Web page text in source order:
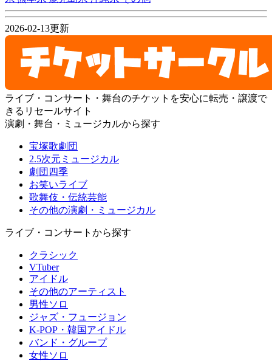
2026-02-13更新
ライブ・コンサート・舞台のチケットを安心に転売・譲渡で
きるリセールサイト
演劇・舞台・ミュージカルから探す
宝塚歌劇団
2.5次元ミュージカル
劇団四季
お笑いライブ
歌舞伎・伝統芸能
その他の演劇・ミュージカル
ライブ・コンサートから探す
クラシック
VTuber
アイドル
その他のアーティスト
男性ソロ
ジャズ・フュージョン
K-POP・韓国アイドル
バンド・グループ
女性ソロ